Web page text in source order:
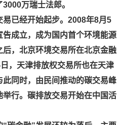
万瑞士法郎。
已经开始起步。2008年8月5
告成立，成为国内首个环境能源
，北京环境交易所在北京金融
，天津排放权交易所也在天津
同时，由民间推动的碳交易峰
行。碳排放交易开始在中国活